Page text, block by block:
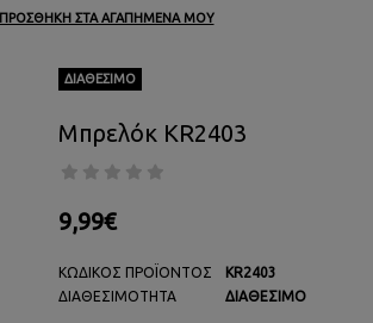
ΠΡΟΣΘΉΚΗ ΣΤΑ ΑΓΑΠΗΜΈΝΑ ΜΟΥ
ΔΙΑΘΈΣΙΜΟ
Μπρελόκ KR2403
9,99€
ΚΩΔΙΚΌΣ ΠΡΟΪΌΝΤΟΣ
ΔΙΑΘΕΣΙΜΌΤΗΤΑ
KR2403
ΔΙΑΘΈΣΙΜΟ